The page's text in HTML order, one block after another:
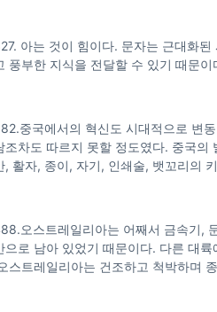
아는 것이 힘이다. 문자는 근대화
풍부한 지식을 전달할 수 있기 때문이
중국에서의 혁신도 시대적으로 변
조차도 따르지 못할 정도였다. 중국
, 활자, 종이, 자기, 인쇄술, 뱃꼬리의
오스트레일리아는 어째서 금속기,
으로 남아 있었기 때문이다. 다른 대
스트레일리아는 건조하고 척박하며